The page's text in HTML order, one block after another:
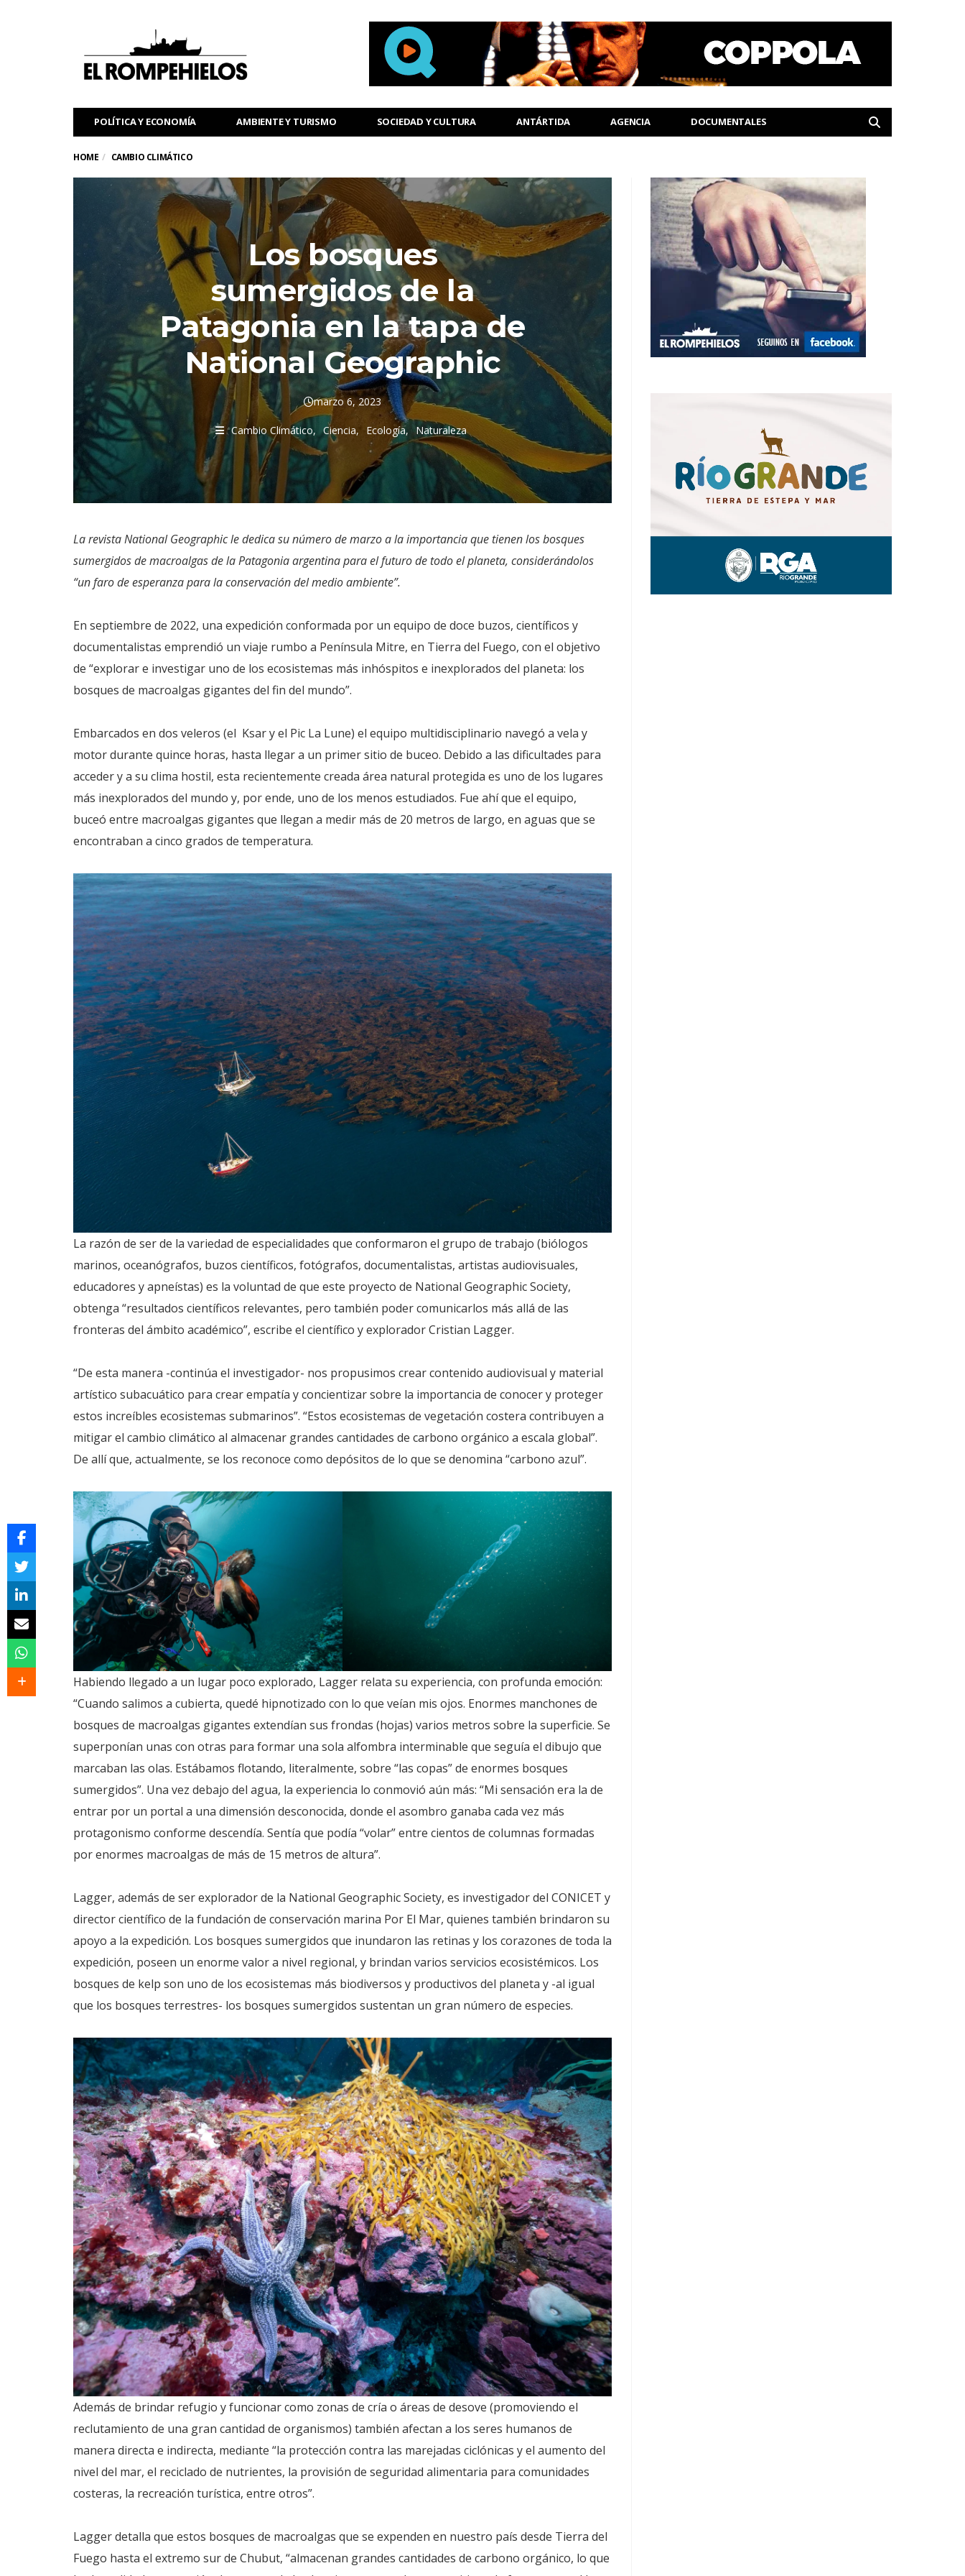
POLÍTICA Y ECONOMÍA AMBIENTE Y TURISMO SOCIEDAD Y CULTURA ANTÁRTIDA AGENCIA DOCUMENTALES
HOME CAMBIO CLIMÁTICO
Los bosques
sumergidos de la
Patagonia en la tapa de
National Geographic
marzo 6, 2023
Cambio Climático Ciencia Ecología Naturaleza
La revista National Geographic le dedica su número de marzo a la importancia que tienen los bosques
sumergidos de macroalgas de la Patagonia argentina para el futuro de todo el planeta, considerándolos
“un faro de esperanza para la conservación del medio ambiente”.
En septiembre de 2022, una expedición conformada por un equipo de doce buzos, científicos y
documentalistas emprendió un viaje rumbo a Península Mitre, en Tierra del Fuego, con el objetivo
de “explorar e investigar uno de los ecosistemas más inhóspitos e inexplorados del planeta: los
bosques de macroalgas gigantes del fin del mundo”.
Embarcados en dos veleros (el Ksar y el Pic La Lune) el equipo multidisciplinario navegó a vela y
motor durante quince horas, hasta llegar a un primer sitio de buceo. Debido a las dificultades para
acceder y a su clima hostil, esta recientemente creada área natural protegida es uno de los lugares
más inexplorados del mundo y, por ende, uno de los menos estudiados. Fue ahí que el equipo,
buceó entre macroalgas gigantes que llegan a medir más de 20 metros de largo, en aguas que se
encontraban a cinco grados de temperatura.
La razón de ser de la variedad de especialidades que conformaron el grupo de trabajo (biólogos
marinos, oceanógrafos, buzos científicos, fotógrafos, documentalistas, artistas audiovisuales,
educadores y apneístas) es la voluntad de que este proyecto de National Geographic Society,
obtenga “resultados científicos relevantes, pero también poder comunicarlos más allá de las
fronteras del ámbito académico”, escribe el científico y explorador Cristian Lagger.
“De esta manera -continúa el investigador- nos propusimos crear contenido audiovisual y material
artístico subacuático para crear empatía y concientizar sobre la importancia de conocer y proteger
estos increíbles ecosistemas submarinos”. “Estos ecosistemas de vegetación costera contribuyen a
mitigar el cambio climático al almacenar grandes cantidades de carbono orgánico a escala global”.
De allí que, actualmente, se los reconoce como depósitos de lo que se denomina “carbono azul”.
Habiendo llegado a un lugar poco explorado, Lagger relata su experiencia, con profunda emoción:
“Cuando salimos a cubierta, quedé hipnotizado con lo que veían mis ojos. Enormes manchones de
bosques de macroalgas gigantes extendían sus frondas (hojas) varios metros sobre la superficie. Se
superponían unas con otras para formar una sola alfombra interminable que seguía el dibujo que
marcaban las olas. Estábamos flotando, literalmente, sobre “las copas” de enormes bosques
sumergidos”. Una vez debajo del agua, la experiencia lo conmovió aún más: “Mi sensación era la de
entrar por un portal a una dimensión desconocida, donde el asombro ganaba cada vez más
protagonismo conforme descendía. Sentía que podía “volar” entre cientos de columnas formadas
por enormes macroalgas de más de 15 metros de altura”.
Lagger, además de ser explorador de la National Geographic Society, es investigador del CONICET y
director científico de la fundación de conservación marina Por El Mar, quienes también brindaron su
apoyo a la expedición. Los bosques sumergidos que inundaron las retinas y los corazones de toda la
expedición, poseen un enorme valor a nivel regional, y brindan varios servicios ecosistémicos. Los
bosques de kelp son uno de los ecosistemas más biodiversos y productivos del planeta y -al igual
que los bosques terrestres- los bosques sumergidos sustentan un gran número de especies.
Además de brindar refugio y funcionar como zonas de cría o áreas de desove (promoviendo el
reclutamiento de una gran cantidad de organismos) también afectan a los seres humanos de
manera directa e indirecta, mediante “la protección contra las marejadas ciclónicas y el aumento del
nivel del mar, el reciclado de nutrientes, la provisión de seguridad alimentaria para comunidades
costeras, la recreación turística, entre otros”.
Lagger detalla que estos bosques de macroalgas que se expenden en nuestro país desde Tierra del
Fuego hasta el extremo sur de Chubut, “almacenan grandes cantidades de carbono orgánico, lo que